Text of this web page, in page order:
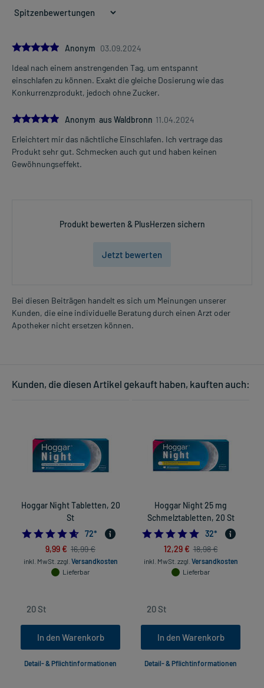
5.0Anonym 03.09.2024
Ideal nach einem anstrengenden Tag, um entspannt
einschlafen zu können. Exakt die gleiche Dosierung wie das
Konkurrenzprodukt, jedoch ohne Zucker.
5.0Anonym aus Waldbronn 11.04.2024
Erleichtert mir das nächtliche Einschlafen. Ich vertrage das
Produkt sehr gut. Schmecken auch gut und haben keinen
Gewöhnungseffekt.
Produkt bewerten & PlusHerzen sichern
Jetzt bewerten
Bei diesen Beiträgen handelt es sich um Meinungen unserer
Kunden, die eine individuelle Beratung durch einen Arzt oder
Apotheker nicht ersetzen können.
Kunden, die diesen Artikel gekauft haben, kauften auch:
Hoggar Night Tabletten, 20
St
4.611111111111111
72*
9,99 € 16,99 €
inkl. MwSt. zzgl. Versandkosten
Lieferbar
In den Warenkorb
Detail- & Pflichtinformationen
Hoggar Night 25 mg
Schmelztabletten, 20 St
4.875
32*
12,29 € 18,98 €
inkl. MwSt. zzgl. Versandkosten
Lieferbar
In den Warenkorb
Detail- & Pflichtinformationen